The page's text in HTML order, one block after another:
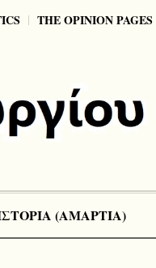
THE OPINION PAGES
(ΑΜΑΡΤΙΑ)